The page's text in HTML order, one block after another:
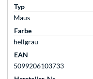
Typ
Maus
Farbe
hellgrau
EAN
5099206103733